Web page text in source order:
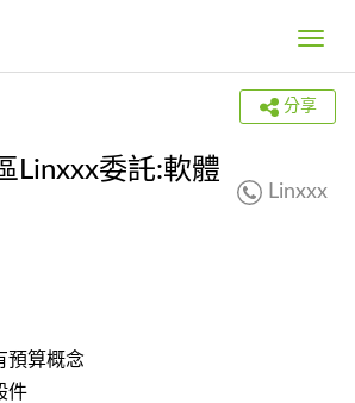
Toggle
分享
Linxxx委託:軟體
Linxxx
預算概念
件